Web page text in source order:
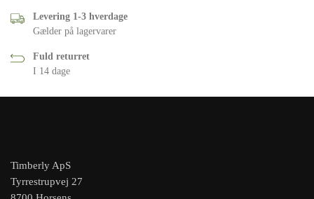
Levering 1-3 hverdage
Gælder på lagervarer
Fuld returret
I 14 dage
Timberly ApS
Tyrrestrupvej 27